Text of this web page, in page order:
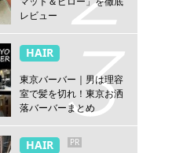
レビュー
HAIR
東京バーバー｜男は理容
室で髪を切れ！東京お洒
落バーバーまとめ
HAIR PR